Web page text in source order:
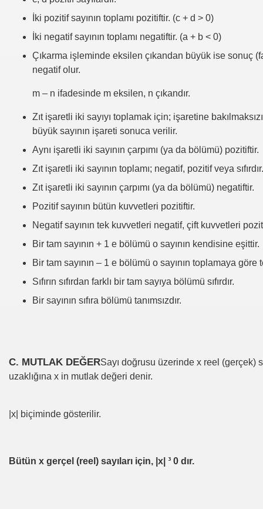
İki pozitif sayının toplamı pozitiftir. (c + d > 0)
İki negatif sayının toplamı negatiftir. (a + b < 0)
Çıkarma işleminde eksilen çıkandan büyük ise sonuç
negatif olur.
m – n ifadesinde m eksilen, n çıkandır.
Zıt işaretli iki sayıyı toplamak için; işaretine
büyük sayının işareti sonuca verilir.
Aynı işaretli iki sayının çarpımı (ya da bölümü) pozitiftir.
Zıt işaretli iki sayının toplamı; negatif, pozitif veya sıfırdır.
Zıt işaretli iki sayının çarpımı (ya da bölümü) negatiftir.
Pozitif sayının bütün kuvvetleri pozitiftir.
Negatif sayının tek kuvvetleri negatif, çift kuvvetleri
Bir tam sayının + 1 e bölümü o sayının kendisine eşittir.
Bir tam sayının – 1 e bölümü o sayının toplamaya göre
Sıfırın sıfırdan farklı bir tam sayıya bölümü sıfırdır.
Bir sayının sıfıra bölümü tanımsızdır.
C. MUTLAK DEĞERSayı doğrusu üzerinde x reel (gerçek)
uzaklığına x in mutlak değeri denir.
|x| biçiminde gösterilir.
Bütün x gerçel (reel) sayıları için, |x| ³ 0 dır.